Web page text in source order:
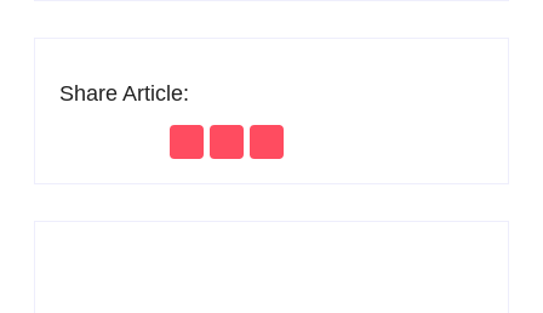
Share Article: